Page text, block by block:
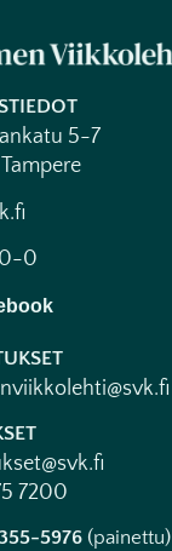
5-7
0
7200
5976 (painettu)